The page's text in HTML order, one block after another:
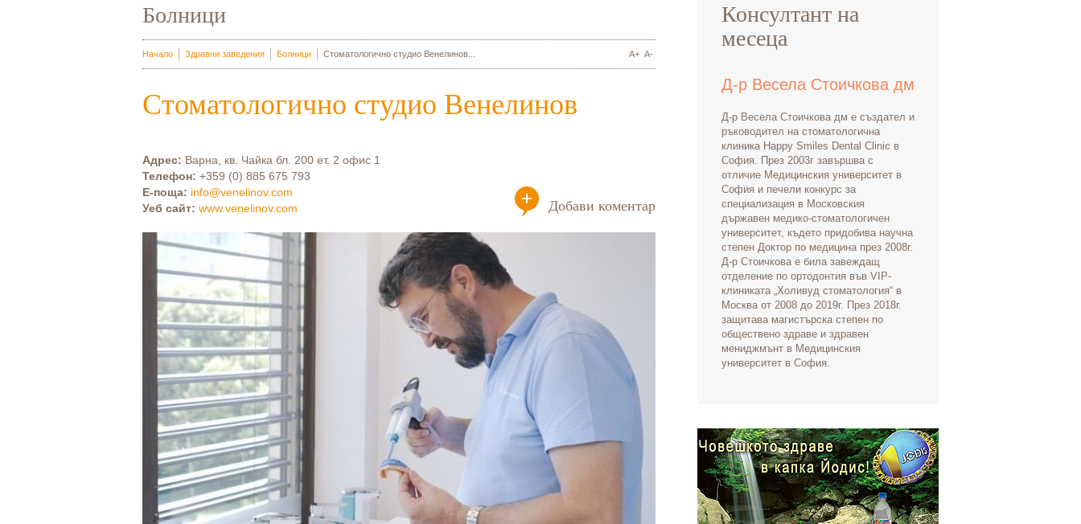
Болници
Начало Здравни заведения Болници Стоматологично студио Венелинов... A+ A-
Стоматологично студио Венелинов
Адрес: Варна, кв. Чайка бл. 200 ет. 2 офис 1
Телефон: +359 (0) 885 675 793
Е-поща: info@venelinov.com
Уеб сайт: www.venelinov.com Добави коментар
Консултант на
месеца
Д-р Весела Стоичкова дм
Д-р Весела Стоичкова дм е създател и
ръководител на стоматологична
клиника Happy Smiles Dental Clinic в
София. През 2003г завършва с
отличие Медицинския университет в
София и печели конкурс за
специализация в Московския
държавен медико-стоматологичен
университет, където придобива научна
степен Доктор по медицина през 2008г.
Д-р Стоичкова е била завеждащ
отделение по ортодонтия във VIP-
клиниката „Холивуд стоматология“ в
Москва от 2008 до 2019г. През 2018г.
защитава магистърска степен по
обществено здраве и здравен
мениджмънт в Медицинския
университет в София.